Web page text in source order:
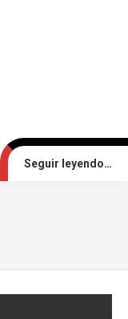
Seguir leyendo…